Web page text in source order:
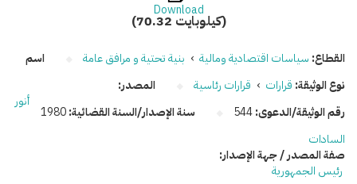
Download
(70.32 كيلوبايت)
القطاع: سياسات اقتصادية ومالية › بنية تحتية و مرافق عامة
نوع الوثيقة: قرارات › قرارات رئاسية
رقم الوثيقة/الدعوى:544 سنة الإصدار/السنة القضائية:1980
اسم
المصدر:
أنور
السادات
صفة المصدر / جهة الإصدار:
رئيس الجمهورية